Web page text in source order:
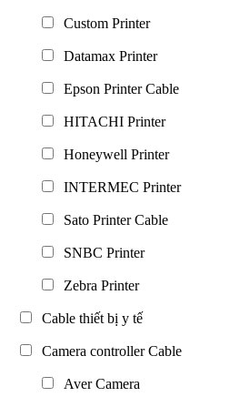
Custom Printer
Datamax Printer
Epson Printer Cable
HITACHI Printer
Honeywell Printer
INTERMEC Printer
Sato Printer Cable
SNBC Printer
Zebra Printer
Cable thiết bị y tế
Camera controller Cable
Aver Camera